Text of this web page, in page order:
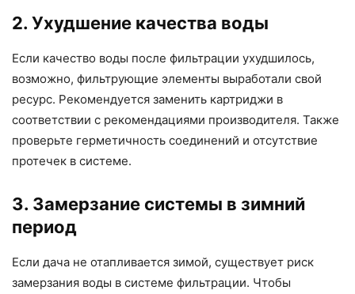
2. Ухудшение качества воды
Если качество воды после фильтрации ухудшилось,
возможно, фильтрующие элементы выработали свой
ресурс. Рекомендуется заменить картриджи в
соответствии с рекомендациями производителя. Также
проверьте герметичность соединений и отсутствие
протечек в системе.
3. Замерзание системы в зимний
период
Если дача не отапливается зимой, существует риск
замерзания воды в системе фильтрации. Чтобы